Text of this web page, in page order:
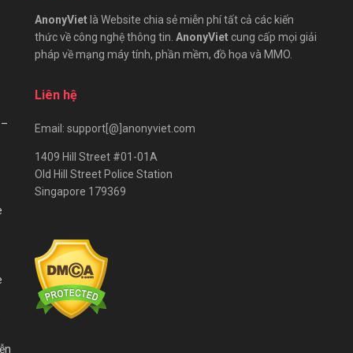
AnonyViet là Website chia sẻ miễn phí tất cả các kiến
thức về công nghệ thông tin. AnonyViet cung cấp mọi giải
pháp về mạng máy tính, phần mềm, đồ họa và MMO.
Liên hệ
Email: support[@]anonyviet.com
1409 Hill Street #01-01A
Old Hill Street Police Station
Singapore 179369